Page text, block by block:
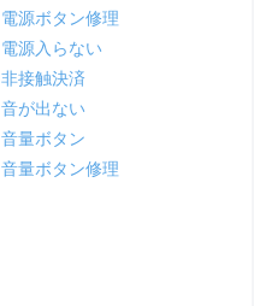
電源ボタン修理
電源入らない
非接触決済
音が出ない
音量ボタン
音量ボタン修理